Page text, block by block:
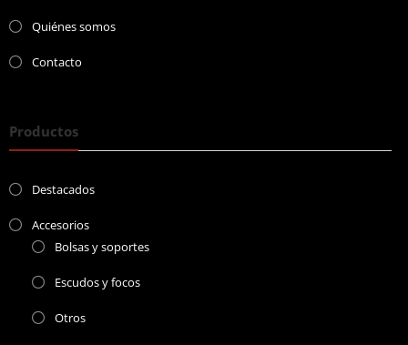
Quiénes somos
Contacto
Productos
Destacados
Accesorios
Bolsas y soportes
Escudos y focos
Otros